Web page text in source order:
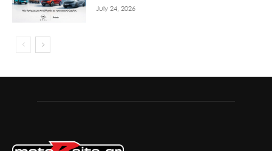
July 24, 2026